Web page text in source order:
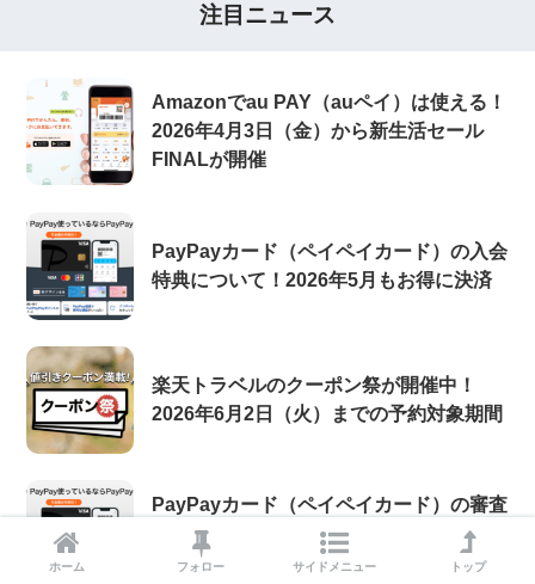
注目ニュース
Amazonでau PAY（auペイ）は使える！
2026年4月3日（金）から新生活セール
FINALが開催
PayPayカード（ペイペイカード）の入会
特典について！2026年5月もお得に決済
楽天トラベルのクーポン祭が開催中！
2026年6月2日（火）までの予約対象期間
PayPayカード（ペイペイカード）の審査
基準と審査落ち原因・理由・落ちた後の
注意点について【2026年8月版】
ホーム フォロー サイドメニュー トップ